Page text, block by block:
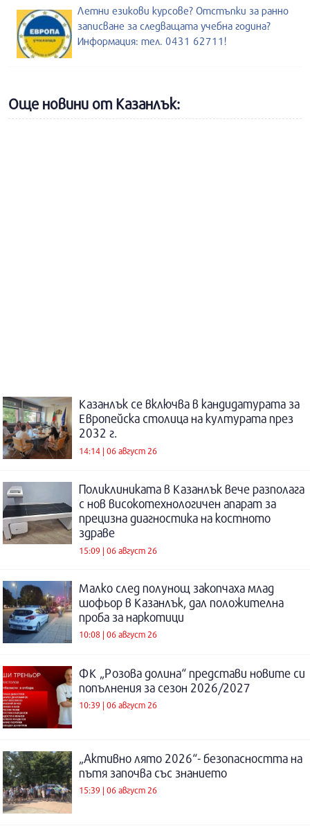
Летни езикови курсове? Отстъпки за ранно
записване за следващата учебна година?
Информация: тел. 0431 62711!
Още новини от Казанлък:
Казанлък се включва в кандидатурата за
Европейска столица на културата през
2032 г.
14:14 | 06 август 26
Поликлиниката в Казанлък вече разполага
с нов високотехнологичен апарат за
прецизна диагностика на костното
здраве
15:09 | 06 август 26
Малко след полунощ закопчаха млад
шофьор в Казанлък, дал положителна
проба за наркотици
10:08 | 06 август 26
ФК „Розова долина“ представи новите си
попълнения за сезон 2026/2027
10:39 | 06 август 26
„Активно лято 2026“- безопасността на
пътя започва със знанието
15:39 | 06 август 26